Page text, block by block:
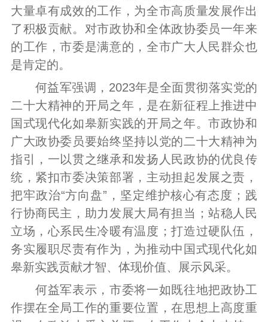
大量卓有成效的工作，为全市高质量发展作出
了积极贡献。对市政协和全体政协委员一年来
的工作，市委是满意的，全市广大人民群众也
是肯定的。
何益军强调，2023年是全面贯彻落实党的
二十大精神的开局之年，是在新征程上推进中
国式现代化如皋新实践的开局之年。市政协和
广大政协委员要始终坚持以党的二十大精神为
指引，一以贯之继承和发扬人民政协的优良传
统，紧扣市委决策部署，主动担起发展之责，
把牢政治“方向盘”，坚定维护核心有态度；践
行协商民主，助力发展大局有担当；站稳人民
立场，心系民生冷暖有温度；打造过硬队伍，
务实履职尽责有作为，为推动中国式现代化如
皋新实践贡献才智、体现价值、展示风采。
何益军表示，市委将一如既往地把政协工
作摆在全局工作的重要位置，在思想上高度重